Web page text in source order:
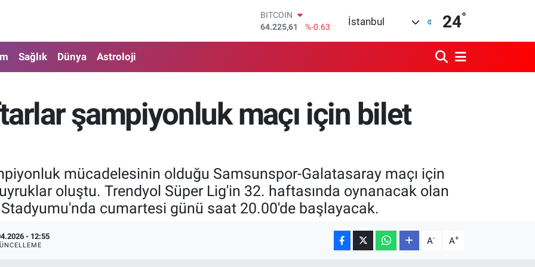
DOLAR
47,6704
%0
EURO
%0.45
BİST100
13.799
%70
İstanbul 24°
Sağlık Dünya Astroloji
şampiyonluk maçı için bilet
mücadelesinin olduğu Samsunspor-Galatasaray maçı için
oluştu. Trendyol Süper Lig'in 32. haftasında oynanacak olan
cumartesi günü saat 20.00'de başlayacak.
- 12:55 A- A+